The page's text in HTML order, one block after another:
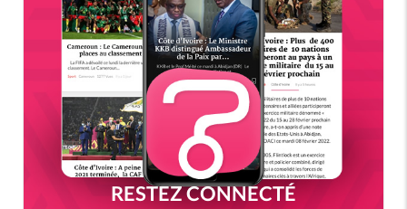
RESTEZ CONNECTÉ